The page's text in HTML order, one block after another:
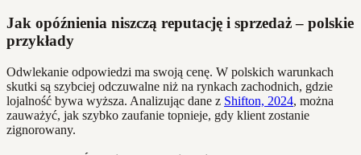
Jak opóźnienia niszczą reputację i sprzedaż – polskie
przykłady
Odwlekanie odpowiedzi ma swoją cenę. W polskich warunkach
skutki są szybciej odczuwalne niż na rynkach zachodnich, gdzie
lojalność bywa wyższa. Analizując dane z Shifton, 2024, można
zauważyć, jak szybko zaufanie topnieje, gdy klient zostanie
zignorowany.